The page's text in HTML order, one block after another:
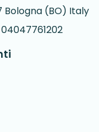
Bologna (BO) Italy
04047761202